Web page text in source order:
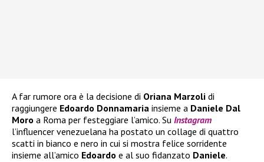
A far rumore ora è la decisione di Oriana Marzoli di
raggiungere Edoardo Donnamaria insieme a Daniele Dal
Moro a Roma per festeggiare l’amico. Su Instagram
l’influencer venezuelana ha postato un collage di quattro
scatti in bianco e nero in cui si mostra felice sorridente
insieme all’amico Edoardo e al suo fidanzato Daniele.